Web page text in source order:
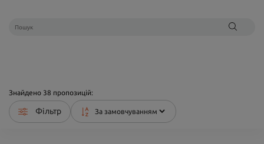
Знайдено 38 пропозицій:
Фільтр